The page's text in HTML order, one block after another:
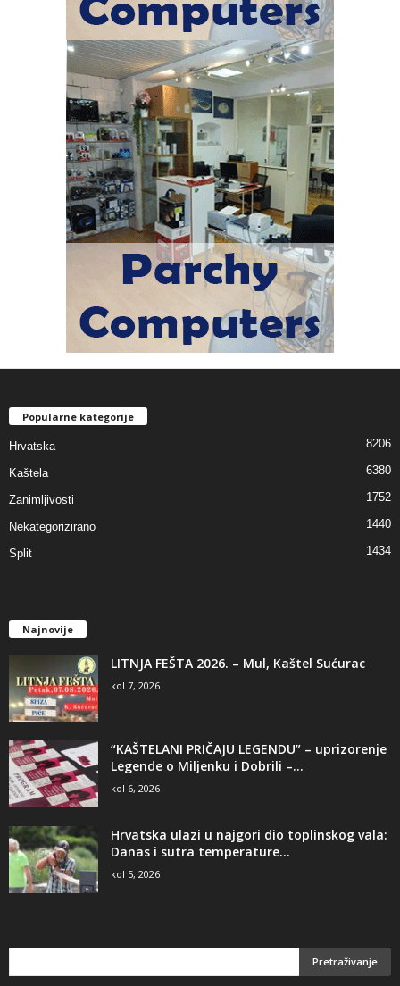
Popularne kategorije
Hrvatska 8206
Kaštela 6380
Zanimljivosti 1752
Nekategorizirano 1440
Split 1434
Najnovije
LITNJA FEŠTA 2026. – Mul, Kaštel Sućurac
kol 7, 2026
“KAŠTELANI PRIČAJU LEGENDU” – uprizorenje
Legende o Miljenku i Dobrili –...
kol 6, 2026
Hrvatska ulazi u najgori dio toplinskog vala:
Danas i sutra temperature...
kol 5, 2026